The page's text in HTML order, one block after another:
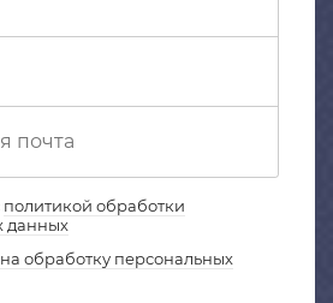
политикой обработки
данных
обработку персональных